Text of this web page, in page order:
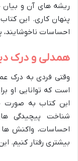
ریشه های آن و بیان
پنهان کاری. این
احساسات ناخوشایند،
همدلی و درک
وقتی فردی به درک
است که توانایی او
این کتاب به صورت
شناخت پیچیدگی
احساسات، واکنش ها
بیشتری رفتار کنیم.